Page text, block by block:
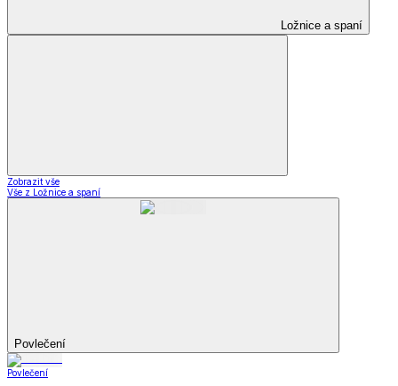
Ložnice a spaní
Zobrazit vše
Vše z Ložnice a spaní
Povlečení
Povlečení